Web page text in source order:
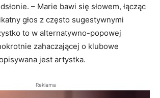
– Marie bawi się słowem, łącząc
głos z często sugestywnymi
to w alternatywno-popowej
zahaczającej o klubowe
jest artystka.
Reklama